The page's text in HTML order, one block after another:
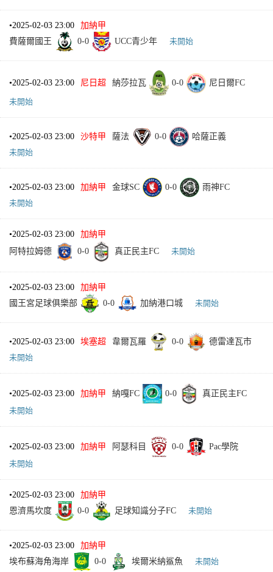
•2025-02-03 23:00
加納甲
費薩爾國王
0-0 UCC青少年 未開始
•2025-02-03 23:00 尼日超 納莎拉瓦 0-0 尼日爾FC
未開始
•2025-02-03 23:00 沙特甲 薩法 0-0
哈薩正義
未開始
•2025-02-03 23:00 加納甲 金球SC 0-0
雨神FC
未開始
•2025-02-03 23:00
加納甲
阿特拉姆德
0-0 真正民主FC 未開始
•2025-02-03 23:00
加納甲
國王宮足球俱樂部
0-0 加納港口城 未開始
•2025-02-03 23:00 埃塞超 韋爾瓦羅 0-0
德雷達瓦市
未開始
•2025-02-03 23:00 加納甲 納嘎FC 0-0
真正民主FC
未開始
•2025-02-03 23:00 加納甲 阿瑟科目 0-0
Pac學院
未開始
•2025-02-03 23:00
加納甲
恩濟馬坎度
0-0 足球知識分子FC 未開始
•2025-02-03 23:00
加納甲
埃布蘇海角海岸
0-0 埃爾米納鯊魚 未開始